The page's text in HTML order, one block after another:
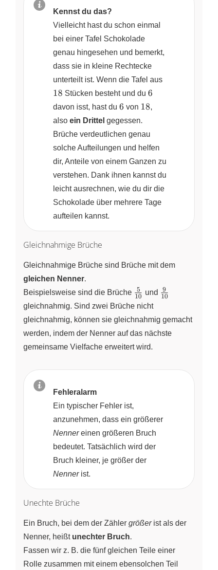
Kennst du das?
Vielleicht hast du schon einmal
bei einer Tafel Schokolade
genau hingesehen und bemerkt,
dass sie in kleine Rechtecke
unterteilt ist. Wenn die Tafel aus
18 Stücken besteht und du 6
6
davon isst, hast du 6
6 von 18
18,
also ein Drittel gegessen.
Brüche verdeutlichen genau
solche Aufteilungen und helfen
dir, Anteile von einem Ganzen zu
verstehen. Dank ihnen kannst du
leicht ausrechnen, wie du dir die
Schokolade über mehrere Tage
aufteilen kannst.
Gleichnahmige Brüche
Gleichnahmige Brüche sind Brüche mit dem
gleichen Nenner.
Beispielsweise sind die Brüche \frac{5}
{10}
10
5 und \frac{9}
{10}
10
9
gleichnahmig. Sind zwei Brüche nicht
gleichnahmig, können sie gleichnahmig gemacht
werden, indem der Nenner auf das nächste
gemeinsame Vielfache erweitert wird.
Fehleralarm
Ein typischer Fehler ist,
anzunehmen, dass ein größerer
Nennereinen größeren Bruch
bedeutet. Tatsächlich wird der
Bruch kleiner, je größer der
Nennerist.
Unechte Brüche
Ein Bruch, bei dem der Zähler größerist als der
Nenner, heißt unechter Bruch.
Fassen wir z. B. die fünf gleichen Teile einer
Rolle zusammen mit einem ebensolchen Teil